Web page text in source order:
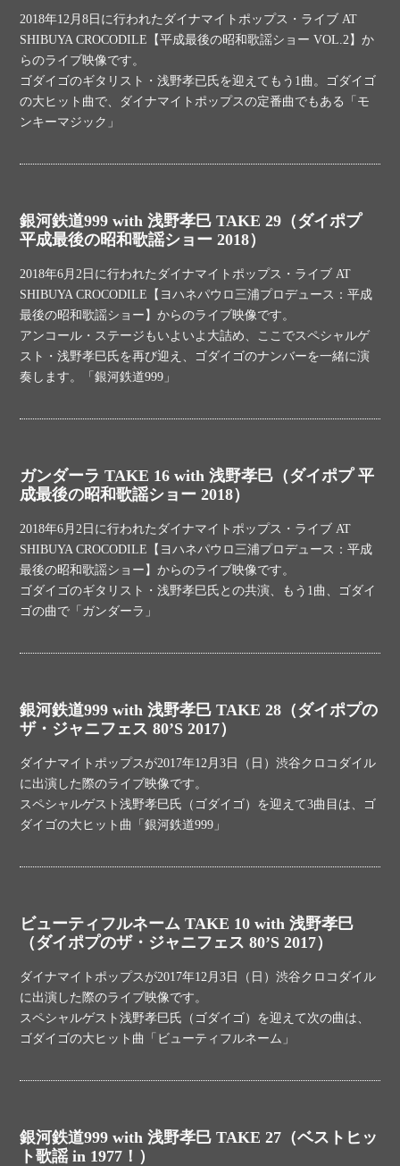
2018年12月8日に行われたダイナマイトポップス・ライブ AT
SHIBUYA CROCODILE【平成最後の昭和歌謡ショー VOL.2】か
らのライブ映像です。
ゴダイゴのギタリスト・浅野孝已氏を迎えてもう1曲。ゴダイゴ
の大ヒット曲で、ダイナマイトポップスの定番曲でもある「モ
ンキーマジック」
銀河鉄道999 with 浅野孝巳 TAKE 29（ダイポプ
平成最後の昭和歌謡ショー 2018）
2018年6月2日に行われたダイナマイトポップス・ライブ AT
SHIBUYA CROCODILE【ヨハネパウロ三浦プロデュース：平成
最後の昭和歌謡ショー】からのライブ映像です。
アンコール・ステージもいよいよ大詰め、ここでスペシャルゲ
スト・浅野孝巳氏を再び迎え、ゴダイゴのナンバーを一緒に演
奏します。「銀河鉄道999」
ガンダーラ TAKE 16 with 浅野孝巳（ダイポプ 平
成最後の昭和歌謡ショー 2018）
2018年6月2日に行われたダイナマイトポップス・ライブ AT
SHIBUYA CROCODILE【ヨハネパウロ三浦プロデュース：平成
最後の昭和歌謡ショー】からのライブ映像です。
ゴダイゴのギタリスト・浅野孝巳氏との共演、もう1曲、ゴダイ
ゴの曲で「ガンダーラ」
銀河鉄道999 with 浅野孝巳 TAKE 28（ダイポプの
ザ・ジャニフェス 80’S 2017）
ダイナマイトポップスが2017年12月3日（日）渋谷クロコダイル
に出演した際のライブ映像です。
スペシャルゲスト浅野孝巳氏（ゴダイゴ）を迎えて3曲目は、ゴ
ダイゴの大ヒット曲「銀河鉄道999」
ビューティフルネーム TAKE 10 with 浅野孝巳
（ダイポプのザ・ジャニフェス 80’S 2017）
ダイナマイトポップスが2017年12月3日（日）渋谷クロコダイル
に出演した際のライブ映像です。
スペシャルゲスト浅野孝巳氏（ゴダイゴ）を迎えて次の曲は、
ゴダイゴの大ヒット曲「ビューティフルネーム」
銀河鉄道999 with 浅野孝巳 TAKE 27（ベストヒッ
ト歌謡 in 1977！）